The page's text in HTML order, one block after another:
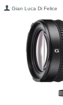
Gian Luca Di Felice